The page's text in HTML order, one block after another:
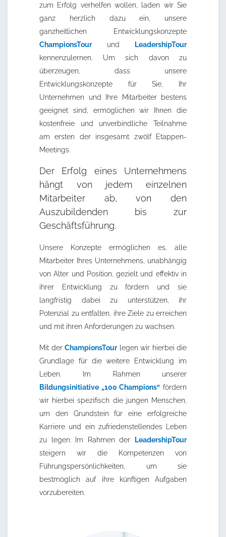
zum Erfolg verhelfen wollen, laden wir Sie
ganz herzlich dazu ein, unsere
ganzheitlichen Entwicklungskonzepte
ChampionsTourund
LeadershipTour
kennenzulernen. Um sich davon zu
überzeugen, dass unsere
Entwicklungskonzepte für Sie, Ihr
Unternehmen und Ihre Mitarbeiter bestens
geeignet sind, ermöglichen wir Ihnen die
kostenfreie und unverbindliche Teilnahme
am ersten der insgesamt zwölf Etappen-
Meetings.
Der Erfolg eines Unternehmens
hängt von jedem einzelnen
Mitarbeiter ab, von den
Auszubildenden bis zur
Geschäftsführung.
Unsere Konzepte ermöglichen es, alle
Mitarbeiter Ihres Unternehmens, unabhängig
von Alter und Position, gezielt und effektiv in
ihrer Entwicklung zu fördern und sie
langfristig dabei zu unterstützen, ihr
Potenzial zu entfalten, ihre Ziele zu erreichen
und mit ihren Anforderungen zu wachsen.
Mit der ChampionsTourlegen wir hierbei die
Grundlage für die weitere Entwicklung im
Leben. Im Rahmen unserer
Bildungsinitiative „100 Champions“ fördern
wir hierbei spezifisch die jungen Menschen,
um den Grundstein für eine erfolgreiche
Karriere und ein zufriedenstellendes Leben
zu legen. Im Rahmen der
LeadershipTour
steigern wir die Kompetenzen von
Führungspersönlichkeiten, um sie
bestmöglich auf ihre künftigen Aufgaben
vorzubereiten.